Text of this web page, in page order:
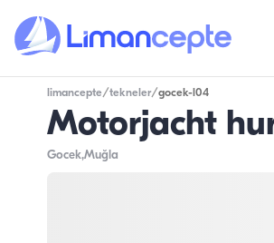
limancepte/tekneler/gocek-l04
Motorjacht
Gocek,Muğla